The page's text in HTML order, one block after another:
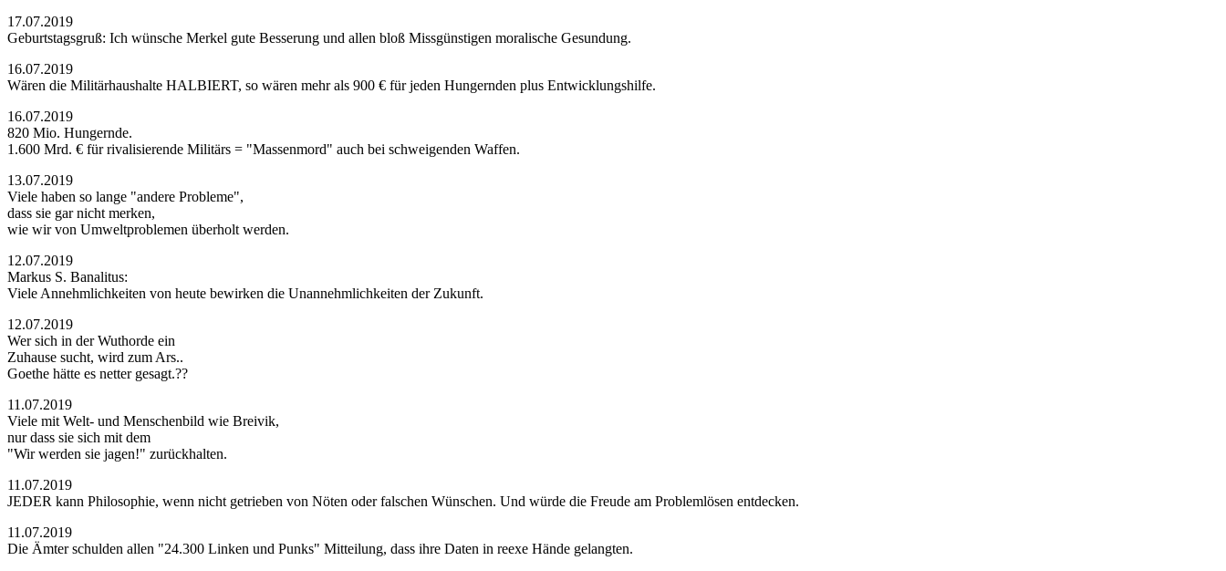
17.07.2019
Geburtstagsgruß: Ich wünsche Merkel gute Besserung und allen bloß Missgünstigen moralische Gesundung.
16.07.2019
Wären die Militärhaushalte HALBIERT, so wären mehr als 900 € für jeden Hungernden plus Entwicklungshilfe.
16.07.2019
820 Mio. Hungernde.
1.600 Mrd. € für rivalisierende Militärs = "Massenmord" auch bei schweigenden Waffen.
13.07.2019
Viele haben so lange "andere Probleme",
dass sie gar nicht merken,
wie wir von Umweltproblemen überholt werden.
12.07.2019
Markus S. Banalitus:
Viele Annehmlichkeiten von heute bewirken die Unannehmlichkeiten der Zukunft.
12.07.2019
Wer sich in der Wuthorde ein
Zuhause sucht, wird zum Ars..
Goethe hätte es netter gesagt.??
11.07.2019
Viele mit Welt- und Menschenbild wie Breivik,
nur dass sie sich mit dem
"Wir werden sie jagen!" zurückhalten.
11.07.2019
JEDER kann Philosophie, wenn nicht getrieben von Nöten oder falschen Wünschen. Und würde die Freude am Problemlösen entdecken.
11.07.2019
Die Ämter schulden allen "24.300 Linken und Punks" Mitteilung, dass ihre Daten in reexe Hände gelangten.